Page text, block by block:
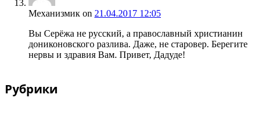
Механизмик on 21.04.2017 12:05
Вы Серёжа не русский, а православный христианин
дониконовского разлива. Даже, не старовер. Берегите
нервы и здравия Вам. Привет, Дадуде!
Рубрики